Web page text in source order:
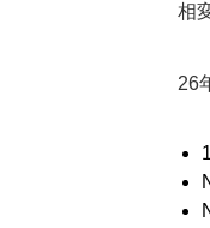
相
26